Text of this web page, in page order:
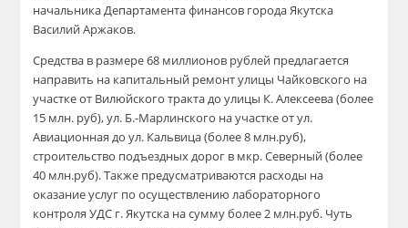
начальника Департамента финансов города Якутска
Василий Аржаков.
Средства в размере 68 миллионов рублей предлагается
направить на капитальный ремонт улицы Чайковского на
участке от Вилюйского тракта до улицы К. Алексеева (более
15 млн. руб), ул. Б.-Марлинского на участке от ул.
Авиационная до ул. Кальвица (более 8 млн.руб),
строительство подъездных дорог в мкр. Северный (более
40 млн.руб). Также предусматриваются расходы на
оказание услуг по осуществлению лабораторного
контроля УДС г. Якутска на сумму более 2 млн.руб. Чуть